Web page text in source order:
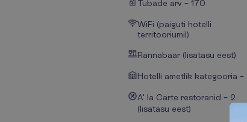
Tubade arv – 170
WiFi (paiguti hotelli
territooriumil)
Rannabaar (lisatasu eest)
Hotelli ametlik kategooria –
A' la Carte restoranid – 2
(lisatasu eest)